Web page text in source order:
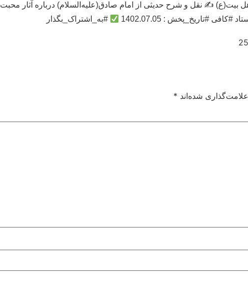
بیت(ع) ✍ نقل و شرح حدیثی از امام صادق(علیه‌السلام) درباره آثار محبت
#کافی #تاریخ_پخش : 1402.07.05 #به_اشتراک_بگذار
شده‌اند *